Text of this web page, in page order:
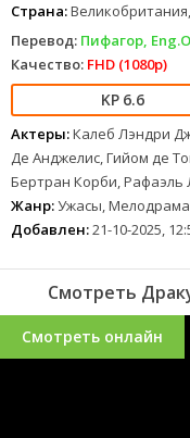
Страна:
Перевод: Пифагор,
Качество: FHD (1080p)
6.6
Актеры:Калеб Лэндри
Де Анджелис, Гийом де
Бертран Корби,
Жанр:Ужасы, Мелодрама
Добавлен:21-10-2025,
Смотреть
Смотреть онлайн